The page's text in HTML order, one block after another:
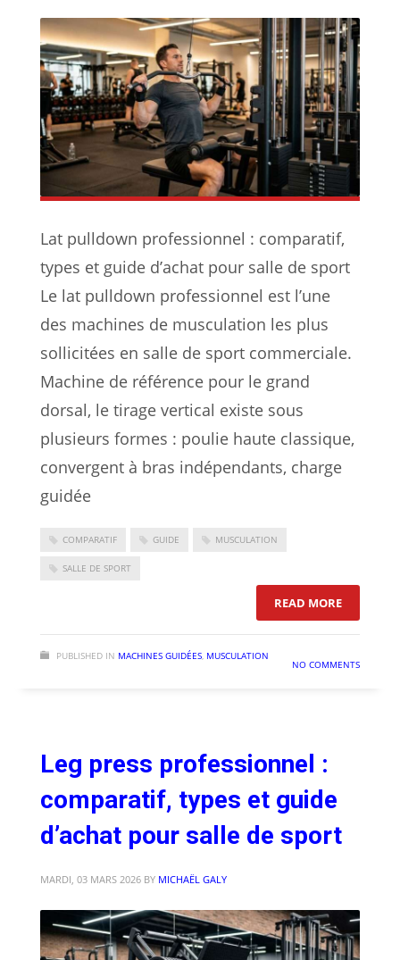
Lat pulldown professionnel : comparatif,
types et guide d’achat pour salle de sport
Le lat pulldown professionnel est l’une
des machines de musculation les plus
sollicitées en salle de sport commerciale.
Machine de référence pour le grand
dorsal, le tirage vertical existe sous
plusieurs formes : poulie haute classique,
convergent à bras indépendants, charge
guidée
COMPARATIF GUIDE MUSCULATION
SALLE DE SPORT
READ MORE: LAT
PUBLISHED IN MACHINES GUIDÉES, MUSCULATION
NO COMMENTS
Leg press professionnel :
comparatif, types et guide
d’achat pour salle de sport
MARDI, 03 MARS 2026 BY MICHAËL GALY